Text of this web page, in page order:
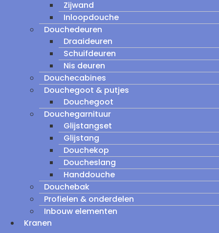
Zijwand
Inloopdouche
Douchedeuren
Draaideuren
Schuifdeuren
Nis deuren
Douchecabines
Douchegoot & putjes
Douchegoot
Douchegarnituur
Glijstangset
Glijstang
Douchekop
Doucheslang
Handdouche
Douchebak
Profielen & onderdelen
Inbouw elementen
Kranen